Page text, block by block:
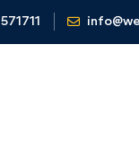
sơn